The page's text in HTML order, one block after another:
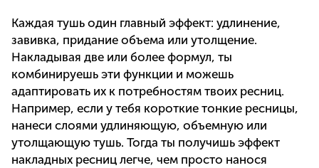
Каждая тушь один главный эффект: удлинение,
завивка, придание объема или утолщение.
Накладывая две или более формул, ты
комбинируешь эти функции и можешь
адаптировать их к потребностям твоих ресниц.
Например, если у тебя короткие тонкие ресницы,
нанеси слоями удлиняющую, объемную или
утолщающую тушь. Тогда ты получишь эффект
накладных ресниц легче, чем просто нанося